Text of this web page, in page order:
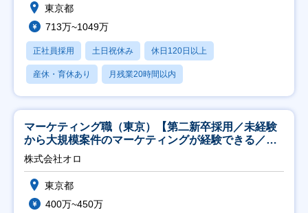
東京都
713万~1049万
正社員採用 土日祝休み 休日120日以上
産休・育休あり 月残業20時間以内
マーケティング職（東京）【第二新卒採用／未経験
から大規模案件のマーケティングが経験できる／研
修充実】
株式会社オロ
東京都
400万~450万